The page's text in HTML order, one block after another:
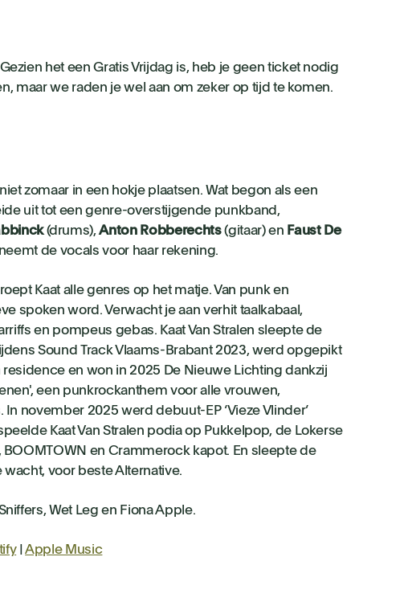
het een Gratis Vrijdag is, heb je geen ticket nodig
maar we raden je wel aan om zeker op tijd te komen.
zomaar in een hokje plaatsen. Wat begon als een
uit tot een genre-overstijgende punkband,
(drums),Anton Robberechts(gitaar) en Faust De
de vocals voor haar rekening.
Kaat alle genres op het matje. Van punk en
spoken word. Verwacht je aan verhit taalkabaal,
en pompeus gebas. Kaat Van Stralen sleepte de
Sound Track Vlaams-Brabant 2023, werd opgepikt
residence en won in 2025 De Nieuwe Lichting dankzij
een punkrockanthem voor alle vrouwen,
november 2025 werd debuut-EP ‘Vieze Vlinder’
Kaat Van Stralen podia op Pukkelpop, de Lokerse
BOOMTOWN en Crammerock kapot. En sleepte de
voor beste Alternative.
Wet Leg en Fiona Apple.
|Apple Music